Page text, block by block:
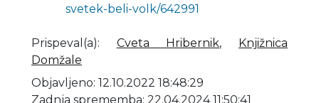
svetek-beli-volk/642991
Prispeval(a): Cveta Hribernik,
Knjižnica
Domžale
Objavljeno: 12.10.2022 18:48:29
Zadnja sprememba: 22.04.2024 11:50:41